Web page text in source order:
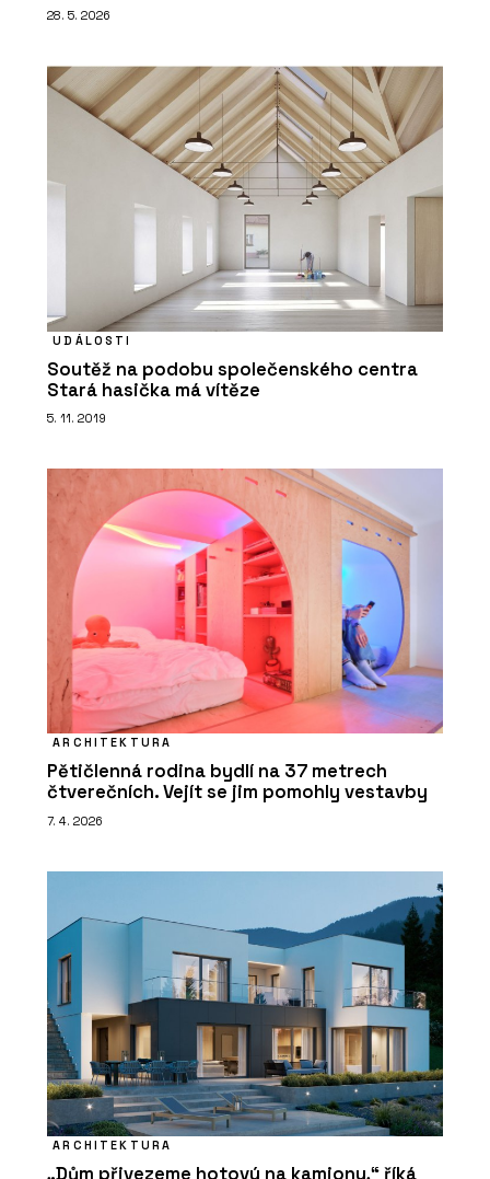
28. 5. 2026
UDÁLOSTI
Soutěž na podobu společenského centra
Stará hasička má vítěze
5. 11. 2019
ARCHITEKTURA
Pětičlenná rodina bydlí na 37 metrech
čtverečních. Vejít se jim pomohly vestavby
7. 4. 2026
ARCHITEKTURA